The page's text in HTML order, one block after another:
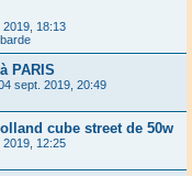
2019, 18:13
PARIS
sept. 2019, 20:49
cube street de 50w
2019, 12:25